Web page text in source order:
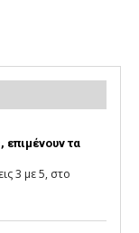
τα
3 με 5, στο